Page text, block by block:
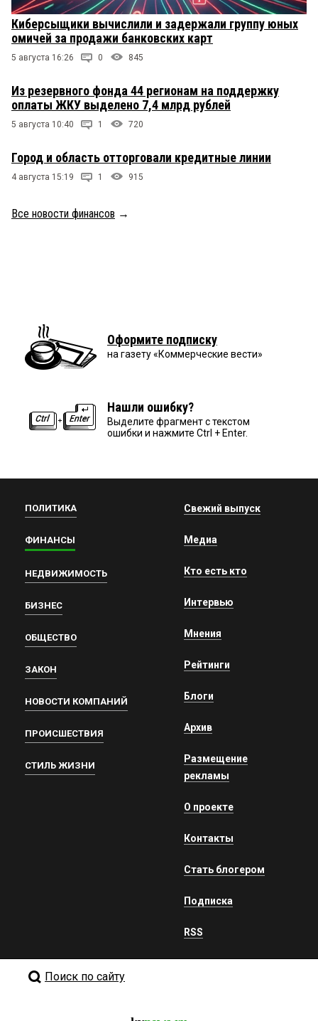
Киберсыщики вычислили и задержали группу юных
омичей за продажи банковских карт
5 августа 16:26 0 845
Из резервного фонда 44 регионам на поддержку
оплаты ЖКУ выделено 7,4 млрд рублей
5 августа 10:40 1 720
Город и область отторговали кредитные линии
4 августа 15:19 1 915
Все новости финансов →
Оформите подписку
на газету «Коммерческие вести»
Нашли ошибку?
Выделите фрагмент с текстом
ошибки и нажмите Ctrl + Enter.
ПОЛИТИКА
ФИНАНСЫ
НЕДВИЖИМОСТЬ
БИЗНЕС
ОБЩЕСТВО
ЗАКОН
НОВОСТИ КОМПАНИЙ
ПРОИСШЕСТВИЯ
СТИЛЬ ЖИЗНИ
Свежий выпуск
Медиа
Кто есть кто
Интервью
Мнения
Рейтинги
Блоги
Архив
Размещение
рекламы
О проекте
Контакты
Стать блогером
Подписка
RSS
Поиск по сайту